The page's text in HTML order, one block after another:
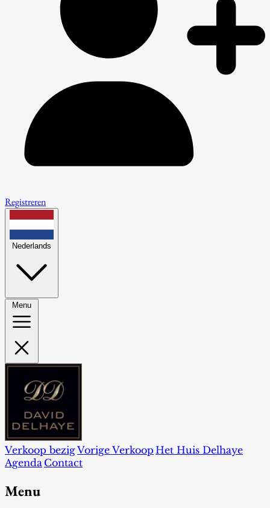
Registreren
Nederlands
Menu
Verkoop bezigVorige Verkoop Het Huis Delhaye
Agenda Contact
Menu